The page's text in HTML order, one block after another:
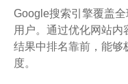
Google搜索引擎覆盖
用户。通过优化网站内
结果中排名靠前，能够
度。